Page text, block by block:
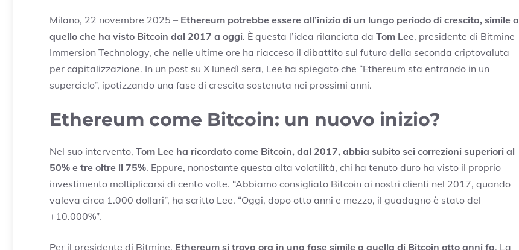
Milano, 22 novembre 2025 – Ethereum potrebbe essere all’inizio di un lungo periodo di crescita, simile a
quello che ha visto Bitcoin dal 2017 a oggi. È questa l’idea rilanciata da Tom Lee, presidente di Bitmine
Immersion Technology, che nelle ultime ore ha riacceso il dibattito sul futuro della seconda criptovaluta
per capitalizzazione. In un post su X lunedì sera, Lee ha spiegato che “Ethereum sta entrando in un
superciclo”, ipotizzando una fase di crescita sostenuta nei prossimi anni.
Ethereum come Bitcoin: un nuovo inizio?
Nel suo intervento, Tom Lee ha ricordato come Bitcoin, dal 2017, abbia subito sei correzioni superiori al
50% e tre oltre il 75%. Eppure, nonostante questa alta volatilità, chi ha tenuto duro ha visto il proprio
investimento moltiplicarsi di cento volte. “Abbiamo consigliato Bitcoin ai nostri clienti nel 2017, quando
valeva circa 1.000 dollari”, ha scritto Lee. “Oggi, dopo otto anni e mezzo, il guadagno è stato del
+10.000%”.
Per il presidente di Bitmine, Ethereum si trova ora in una fase simile a quella di Bitcoin otto anni fa. La